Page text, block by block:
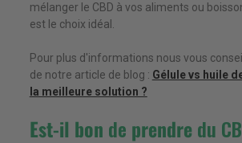
mélanger le CBD à vos aliments ou
est le choix idéal.
Pour plus d'informations nous vous
de notre article de blog : Gélule vs huile
la meilleure solution ?
Est-il bon de prendre du